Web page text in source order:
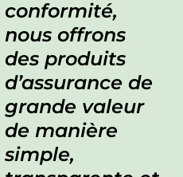
conformité,
nous offrons
des produits
d’assurance de
grande valeur
de manière
simple,